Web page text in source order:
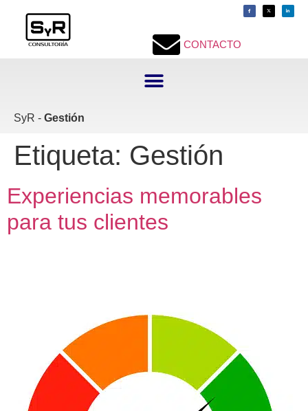
CONTACTO
SyR - Gestión
Etiqueta: Gestión
Experiencias memorables
para tus clientes